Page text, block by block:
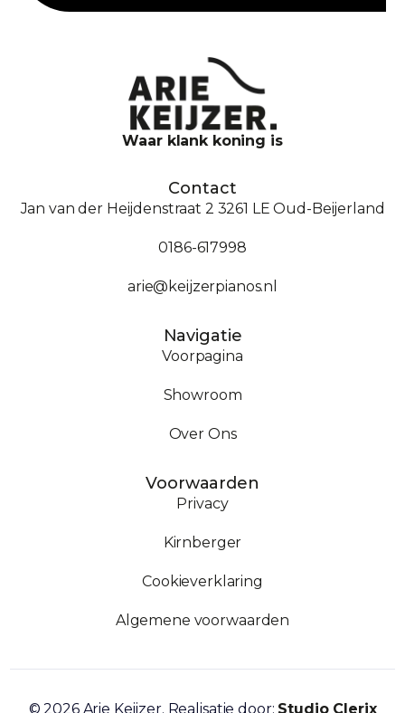
Waar klank koning is
Contact
Jan van der Heijdenstraat 2 3261 LE Oud-Beijerland
0186-617998
arie@keijzerpianos.nl
Navigatie
Voorpagina
Showroom
Over Ons
Voorwaarden
Privacy
Kirnberger
Cookieverklaring
Algemene voorwaarden
© 2026 Arie Keijzer. Realisatie door: Studio Clerix